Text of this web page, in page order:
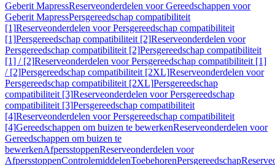
Geberit MapressReserveonderdelen voor Gereedschappen voor
Geberit MapressPersgereedschap compatibiliteit
[1]Reserveonderdelen voor Persgereedschap compatibiliteit
[1]Persgereedschap compatibiliteit [2]Reserveonderdelen voor
Persgereedschap compatibiliteit [2]Persgereedschap compatibiliteit
[1] / [2]Reserveonderdelen voor Persgereedschap compatibiliteit [1]
/ [2]Persgereedschap compatibiliteit [2XL]Reserveonderdelen voor
Persgereedschap compatibiliteit [2XL]Persgereedschap
compatibiliteit [3]Reserveonderdelen voor Persgereedschap
compatibiliteit [3]Persgereedschap compatibiliteit
[4]Reserveonderdelen voor Persgereedschap compatibiliteit
[4]Gereedschappen om buizen te bewerkenReserveonderdelen voor
Gereedschappen om buizen te
bewerkenAfpersstoppenReserveonderdelen voor
AfpersstoppenControlemiddelenToebehorenPersgereedschap